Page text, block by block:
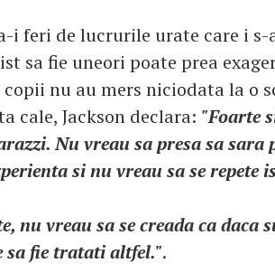
i feri de lucrurile urate care i
sa fie uneori poate prea
nu au mers niciodata la o
cale, Jackson declara: "Foarte
Nu vreau sa presa sa sara
si nu vreau sa se repete
nu vreau sa se creada ca
sa fie tratati altfel.".